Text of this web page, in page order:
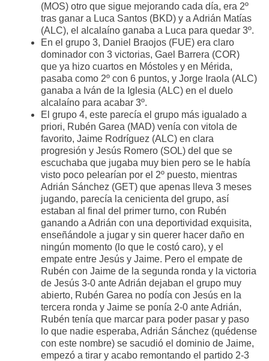
(MOS) otro que sigue mejorando cada día, era 2º
tras ganar a Luca Santos (BKD) y a Adrián Matías
(ALC), el alcalaíno ganaba a Luca para quedar 3º.
En el grupo 3, Daniel Braojos (FUE) era claro
dominador con 3 victorias, Gael Barrera (COR)
que ya hizo cuartos en Móstoles y en Mérida,
pasaba como 2º con 6 puntos, y Jorge Iraola (ALC)
ganaba a Iván de la Iglesia (ALC) en el duelo
alcalaíno para acabar 3º.
El grupo 4, este parecía el grupo más igualado a
priori, Rubén Garea (MAD) venía con vitola de
favorito, Jaime Rodríguez (ALC) en clara
progresión y Jesús Romero (SOL) del que se
escuchaba que jugaba muy bien pero se le había
visto poco pelearían por el 2º puesto, mientras
Adrián Sánchez (GET) que apenas lleva 3 meses
jugando, parecía la cenicienta del grupo, así
estaban al final del primer turno, con Rubén
ganando a Adrián con una deportividad exquisita,
enseñándole a jugar y sin querer hacer daño en
ningún momento (lo que le costó caro), y el
empate entre Jesús y Jaime. Pero el empate de
Rubén con Jaime de la segunda ronda y la victoria
de Jesús 3-0 ante Adrián dejaban el grupo muy
abierto, Rubén Garea no podía con Jesús en la
tercera ronda y Jaime se ponía 2-0 ante Adrián,
Rubén tenía que marcar para poder pasar y paso
lo que nadie esperaba, Adrián Sánchez (quédense
con este nombre) se sacudió el dominio de Jaime,
empezó a tirar y acabo remontando el partido 2-3